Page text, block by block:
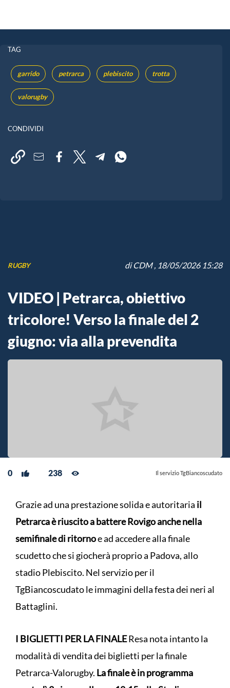
TAG
garrido petrarca plebiscito trotta
valorugby
CONDIVIDI
RUGBY diCDM, 18/05/2026 15:28
VIDEO | Petrarca, obiettivo
tricolore! Verso la finale del 2
giugno: via alla prevendita
0 238 Il servizio TgBiancoscudato
Grazie ad una prestazione solida e autoritaria il
Petrarca è riuscito a battere Rovigo anche nella
semifinale di ritornoe ad accedere alla finale
scudetto che si giocherà proprio a Padova, allo
stadio Plebiscito. Nel servizio per il
TgBiancoscudato le immagini della festa dei neri al
Battaglini.
I BIGLIETTI PER LA FINALEResa nota intanto la
modalità di vendita dei biglietti per la finale
Petrarca-Valorugby. La finale è in programma